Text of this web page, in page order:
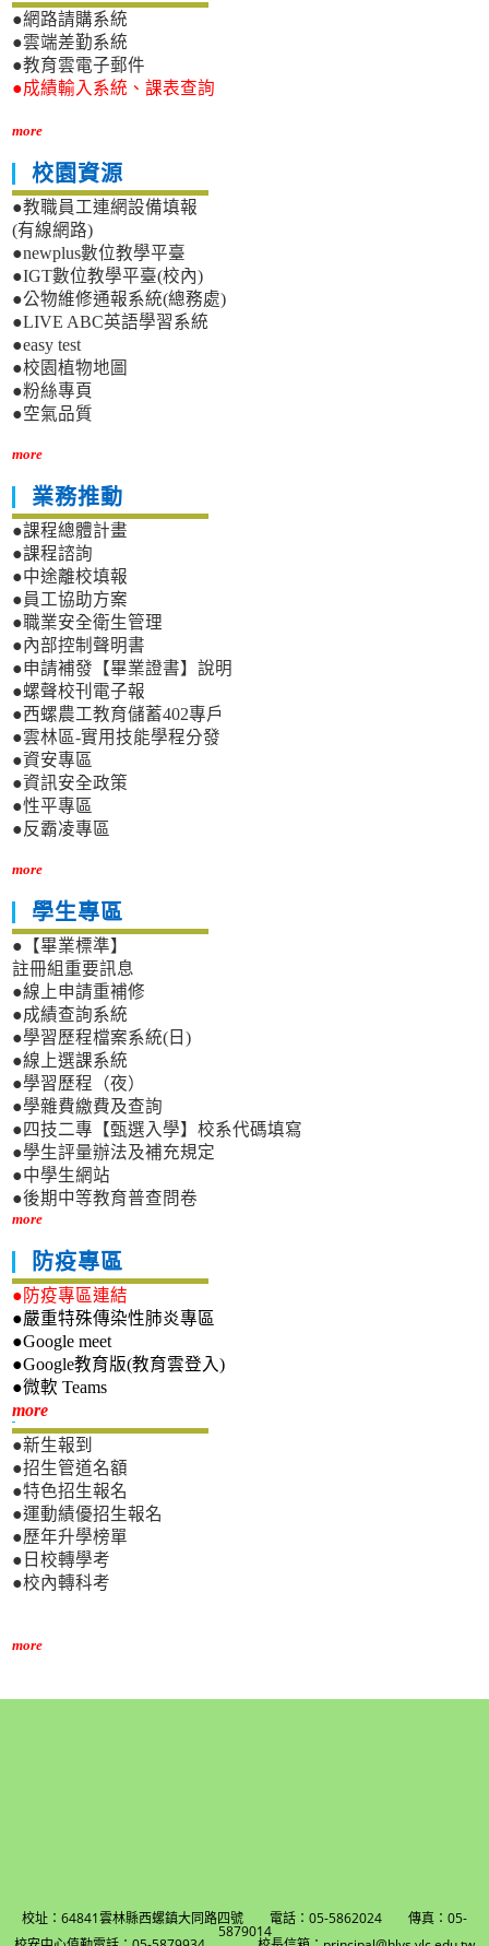
●網路請購系統
●雲端差勤系統
●教育雲電子郵件
●成績輸入系統、課表查詢
more
校園資源
●教職員工連網設備填報
(有線網路)
●newplus數位教學平臺
●IGT數位教學平臺(校內)
●公物維修通報系統(總務處)
●LIVE ABC英語學習系統
●easy test
●校園植物地圖
●粉絲專頁
●空氣品質
more
業務推動
●課程總體計畫
●課程諮詢
●中途離校填報
●員工協助方案
●職業安全衛生管理
●內部控制聲明書
●申請補發【畢業證書】說明
●螺聲校刊電子報
●西螺農工教育儲蓄402專戶
●雲林區-實用技能學程分發
●資安專區
●資訊安全政策
●性平專區
●反霸凌專區
more
學生專區
●【畢業標準】
註冊組重要訊息
●線上申請重補修
●成績查詢系統
●學習歷程檔案系統(日)
●線上選課系統
●學習歷程（夜）
●學雜費繳費及查詢
●四技二專【甄選入學】校系代碼填寫
●學生評量辦法及補充規定
●中學生網站
●後期中等教育普查問卷
more
防疫專區
●防疫專區連結
●嚴重特殊傳染性肺炎專區
●Google meet
●Google教育版(教育雲登入)
●微軟 Teams
more新生專區
●新生報到
●招生管道名額
●特色招生報名
●運動績優招生報名
●歷年升學榜單
●日校轉學考
●校內轉科考
more
校址：64841雲林縣西螺鎮大同路四號 電話：05-5862024 傳真：05-
5879014